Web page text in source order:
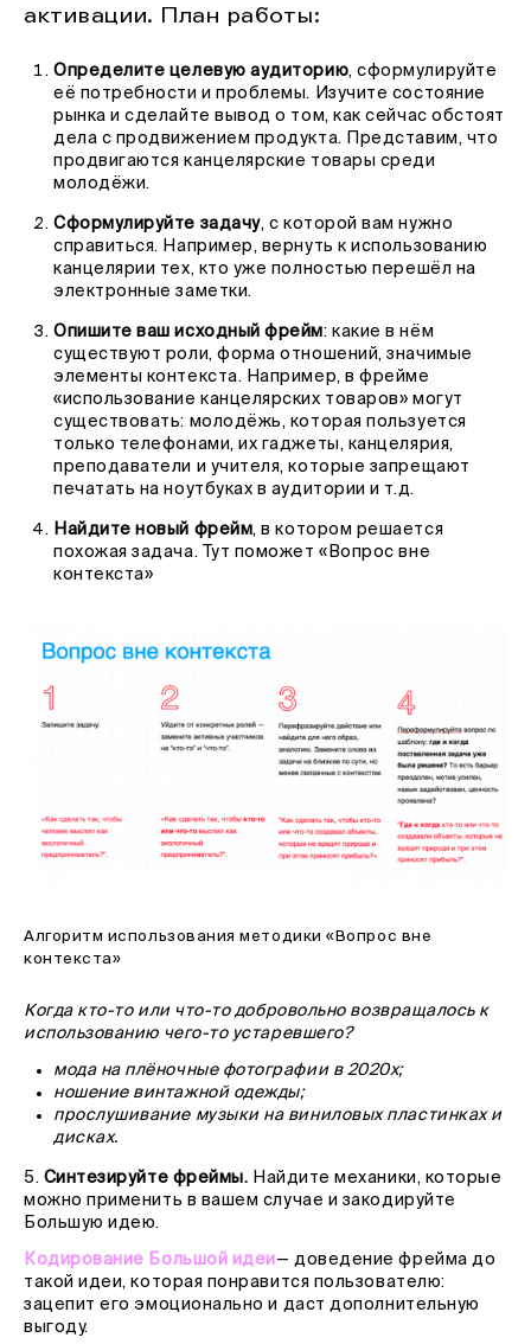
активации. План работы:
Определите целевую аудиторию, сформулируйте
её потребности и проблемы. Изучите состояние
рынка и сделайте вывод о том, как сейчас обстоят
дела с продвижением продукта. Представим, что
продвигаются канцелярские товары среди
молодёжи.
Сформулируйте задачу, с которой вам нужно
справиться. Например, вернуть к использованию
канцелярии тех, кто уже полностью перешёл на
электронные заметки.
Опишите ваш исходный фрейм: какие в нём
существуют роли, форма отношений, значимые
элементы контекста. Например, в фрейме
«использование канцелярских товаров» могут
существовать: молодёжь, которая пользуется
только телефонами, их гаджеты, канцелярия,
преподаватели и учителя, которые запрещают
печатать на ноутбуках в аудитории и т.д.
Найдите новый фрейм, в котором решается
похожая задача. Тут поможет «Вопрос вне
контекста»
Алгоритм использования методики «Вопрос вне
контекста»
Когда кто-то или что-то добровольно возвращалось к
использованию чего-то устаревшего?
мода на плёночные фотографии в 2020х;
ношение винтажной одежды;
прослушивание музыки на виниловых пластинках и
дисках.
5. Синтезируйте фреймы. Найдите механики, которые
можно применить в вашем случае и закодируйте
Большую идею.
Кодирование Большой идеи— доведение фрейма до
такой идеи, которая понравится пользователю:
зацепит его эмоционально и даст дополнительную
выгоду.